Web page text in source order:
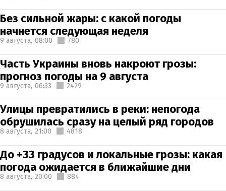
Без сильной жары: с какой погоды
начнется следующая неделя
9 августа, 08:00 780
Часть Украины вновь накроют грозы:
прогноз погоды на 9 августа
9 августа, 06:33 2429
Улицы превратились в реки: непогода
обрушилась сразу на целый ряд городов
8 августа, 21:00 4818
До +33 градусов и локальные грозы: какая
погода ожидается в ближайшие дни
8 августа, 20:00 884